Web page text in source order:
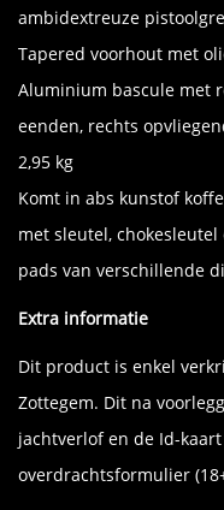
ambidextreuze
Tapered voorhout met
Aluminium bascule met
eenden, rechts
2,95 kg
Komt in abs kunstof
met sleutel,
pads van verschillende
Extra informatie
Dit product is enkel
Zottegem. Dit na
jachtverlof en de Id-
overdrachtsformulier